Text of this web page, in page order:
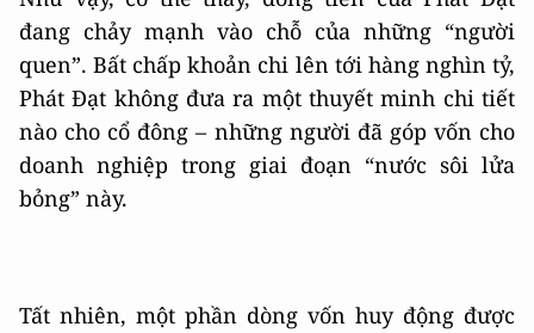
đang chảy mạnh vào chỗ của những “người
quen”. Bất chấp khoản chi lên tới hàng nghìn tỷ,
Phát Đạt không đưa ra một thuyết minh chi tiết
nào cho cổ đông – những người đã góp vốn cho
doanh nghiệp trong giai đoạn “nước sôi lửa
bỏng” này.
Tất nhiên, một phần dòng vốn huy động được